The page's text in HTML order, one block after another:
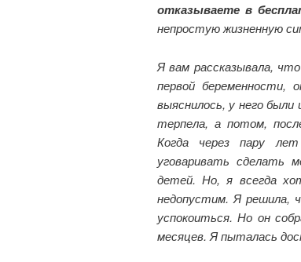
отказываете в
непростую жизненную
Я вам рассказывала,
первой беременности,
выяснилось, у него
терпела, а потом,
Когда через пару
уговаривать сделать
детей. Но, я всегда
недопустим. Я решила,
успокоиться. Но он
месяцев. Я пыталась